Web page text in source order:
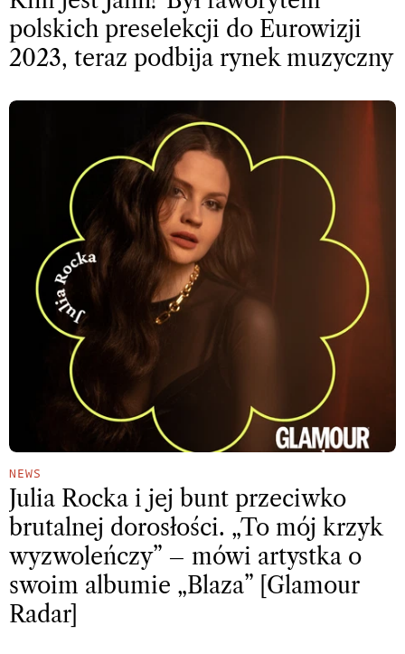
polskich preselekcji do Eurowizji
2023, teraz podbija rynek muzyczny
NEWS
Julia Rocka i jej bunt przeciwko
brutalnej dorosłości. „To mój krzyk
wyzwoleńczy” – mówi artystka o
swoim albumie „Blaza” [Glamour
Radar]